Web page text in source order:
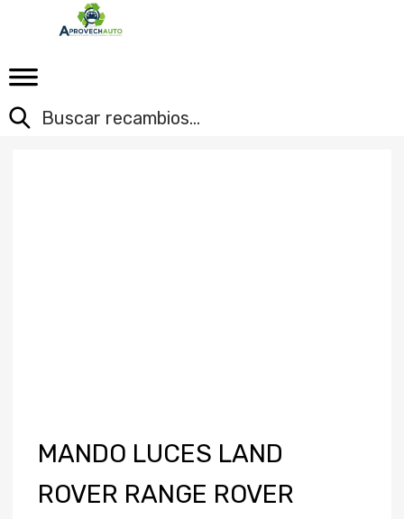
MANDO LUCES LAND
ROVER RANGE ROVER